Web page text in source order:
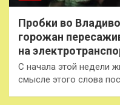
Пробки во
горожан
на
С начала этой недели
смысле этого слова